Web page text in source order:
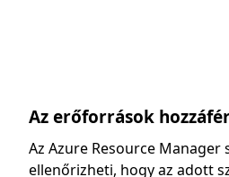
Az erőforrások
Az Azure Resource Manager
ellenőrizheti, hogy az adott